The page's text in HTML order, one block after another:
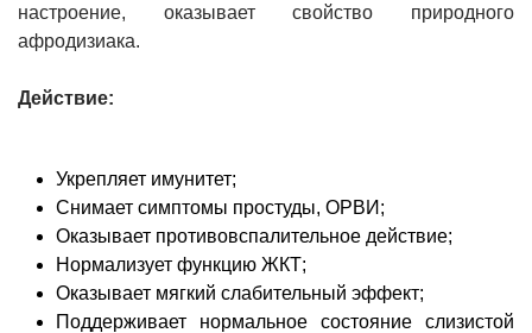
настроение, оказывает свойство природного
афродизиака.
Действие:
Укрепляет имунитет;
Снимает симптомы простуды, ОРВИ;
Оказывает противовспалительное действие;
Нормализует функцию ЖКТ;
Оказывает мягкий слабительный эффект;
Поддерживает нормальное состояние слизистой